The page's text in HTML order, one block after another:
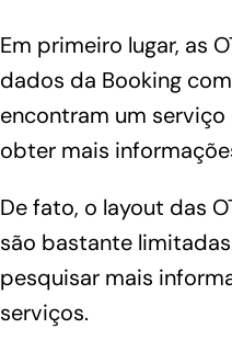
Em primeiro lugar, as
dados da Booking
encontram um
obter mais
De fato, o layout das
são bastante
pesquisar mais
serviços.